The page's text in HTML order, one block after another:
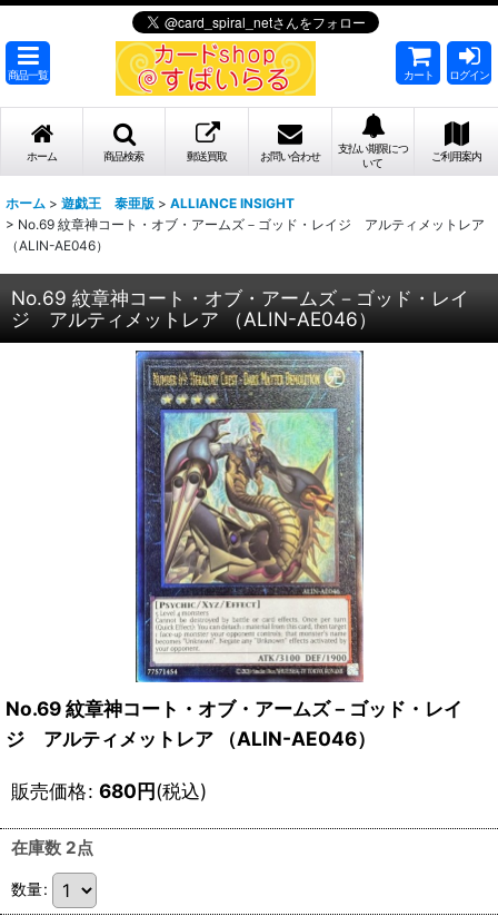
商品一覧 カート ログイン
ホーム 商品検索 郵送買取 お問い合わせ
支払い期限につ
いて
ご利用案内
ホーム > 遊戯王 泰亜版 > ALLIANCE INSIGHT
> No.69 紋章神コート・オブ・アームズ－ゴッド・レイジ アルティメットレア
（ALIN-AE046）
No.69 紋章神コート・オブ・アームズ－ゴッド・レイ
ジ アルティメットレア （ALIN-AE046）
No.69 紋章神コート・オブ・アームズ－ゴッド・レイ
ジ アルティメットレア （ALIN-AE046）
販売価格: 680円(税込)
在庫数 2点
数量: